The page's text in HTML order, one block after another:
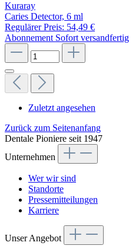
Kuraray
Caries Detector, 6 ml
Regulärer Preis: 54,49 €
Abonnement Sofort versandfertig
Zuletzt angesehen
Zurück zum Seitenanfang
Dentale Pioniere seit 1947
Unternehmen
Wer wir sind
Standorte
Pressemitteilungen
Karriere
Unser Angebot